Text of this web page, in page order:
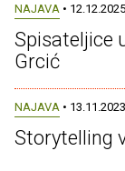
NAJAVA • 12.12.2025.
Spisateljice
Grcić
NAJAVA • 13.11.2023.
Storytelling